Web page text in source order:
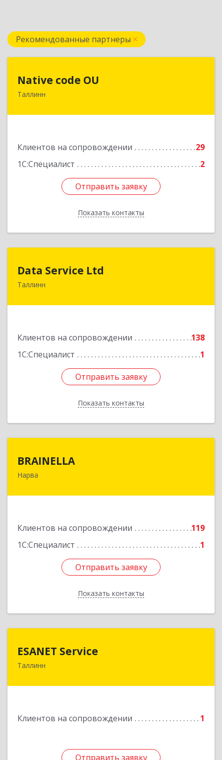
Рекомендованные партнеры
Native code OU
Таллинн
Клиентов на сопровождении
29
1С:Специалист
2
Отправить заявку
Показать контакты
Отправить заявку
Назад
Data Service Ltd
Таллинн
Клиентов на сопровождении
138
1С:Специалист
1
Отправить заявку
Показать контакты
Отправить заявку
Назад
BRAINELLA
Нарва
Клиентов на сопровождении
119
1С:Специалист
1
Отправить заявку
Показать контакты
Отправить заявку
Назад
ESANET Serviсe
Таллинн
Клиентов на сопровождении 1
Отправить заявку
Отправить заявку